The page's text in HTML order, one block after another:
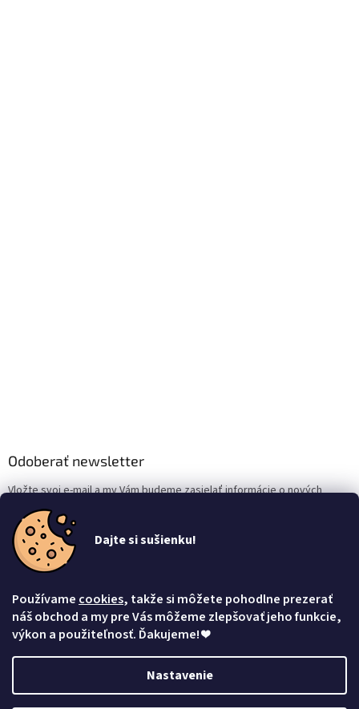
Dajte si sušienku!
Používame cookies, takže si môžete pohodlne prezerať
náš obchod a my pre Vás môžeme zlepšovať jeho funkcie,
výkon a použiteľnosť. Ďakujeme!❤
Nastavenie
Odoberať newsletter
Vložte svoj e-mail a my Vám budeme zasielať informácie o nových
produktoch na našom e-shope.
Email
Vložením e-mailu súhlasíte s
Prihlásiť sa
Vytvoril Shoptet